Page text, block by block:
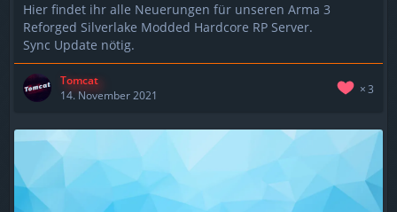
Hier findet ihr alle Neuerungen für unseren Arma 3
Reforged Silverlake Modded Hardcore RP Server.
Sync Update nötig.
Tomcat
14. November 2021
3